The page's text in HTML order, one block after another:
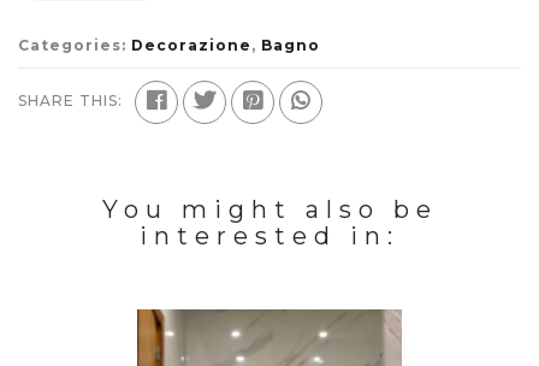
Categories: Decorazione , Bagno
SHARE THIS:
You might also be
interested in: